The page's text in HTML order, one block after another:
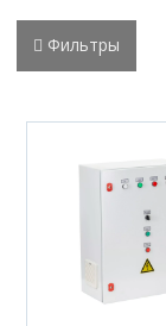
Фильтры